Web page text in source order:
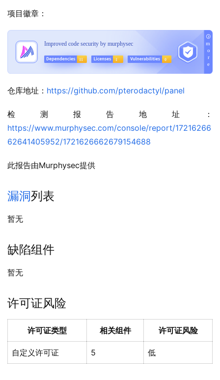
项目徽章：
仓库地址： https://github.com/pterodactyl/panel
检测报告地址：
https://www.murphysec.com/console/report/17216266
62641405952/1721626662679154688
此报告由Murphysec提供
漏洞列表
暂无
缺陷组件
暂无
许可证风险
许可证类型 相关组件 许可证风险
自定义许可证 5 低